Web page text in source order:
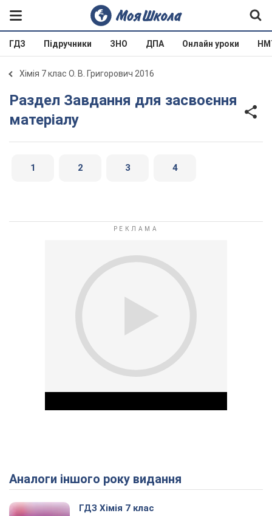
ГДЗ Підручники ЗНО ДПА Онлайн уроки
Хімія 7 клас О. В. Григорович 2016
Раздел Завдання для засвоєння
матеріалу
1 2 3 4
Play Video
Аналоги іншого року видання
ГДЗ Хімія 7 клас